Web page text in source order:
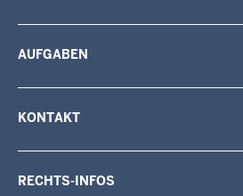
AUFGABEN
KONTAKT
RECHTS-INFOS